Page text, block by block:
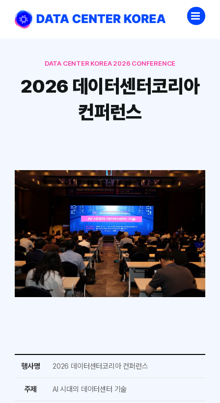
content
DATA CENTER KOREA 2026 CONFERENCE
2026 데이터센터코리아
컨퍼런스
행사명 2026 데이터센터코리아 컨퍼런스
주제 AI 시대의 데이터센터 기술